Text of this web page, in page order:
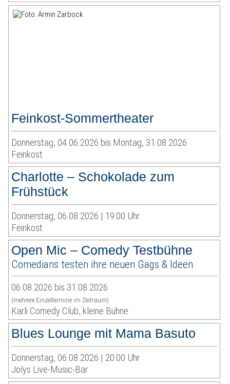
Feinkost-Sommertheater
Donnerstag, 04.06.2026 bis Montag, 31.08.2026
Feinkost
Charlotte – Schokolade zum
Frühstück
Donnerstag, 06.08.2026 | 19:00 Uhr
Feinkost
Open Mic – Comedy Testbühne
Comedians testen ihre neuen Gags & Ideen
06.08.2026 bis 31.08.2026
(mehrere Einzeltermine im Zeitraum)
Karli Comedy Club, kleine Bühne
Blues Lounge mit Mama Basuto
Donnerstag, 06.08.2026 | 20:00 Uhr
Jolys Live-Music-Bar